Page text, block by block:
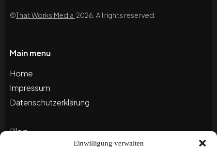
Einwilligung verwalten
©That Works Media 2026. All rights reserved.
Main menu
Home
Impressum
Datenschutzerklärung
Blog